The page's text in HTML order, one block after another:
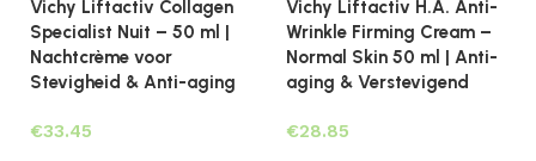
Vichy Liftactiv Collagen
Specialist Nuit – 50 ml |
Nachtcrème voor
Stevigheid & Anti-aging
€
Vichy Liftactiv H.A. Anti-
Wrinkle Firming Cream –
Normal Skin 50 ml | Anti-
aging & Verstevigend
€